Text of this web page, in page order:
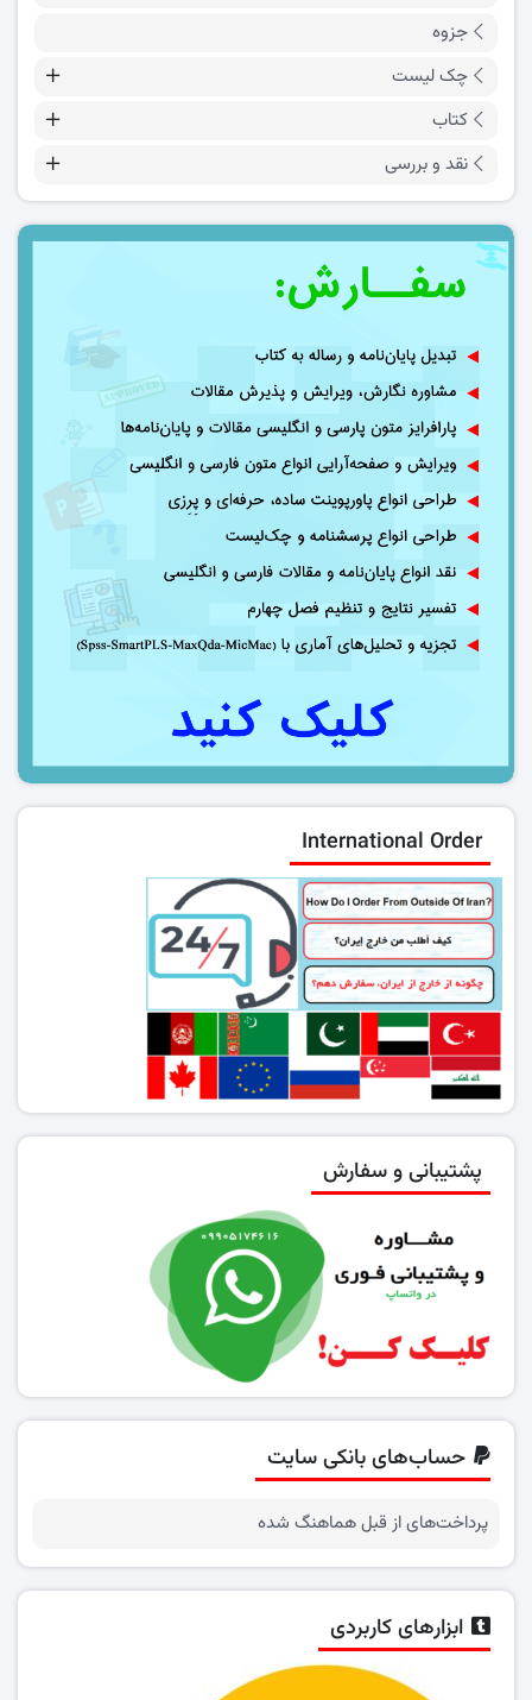
جزوه
چک لیست
کتاب
نقد و بررسی
International Order
پشتیبانی و سفارش
حساب‌های بانکی سایت
پرداخت‌های از قبل هماهنگ شده
ابزارهای کاربردی